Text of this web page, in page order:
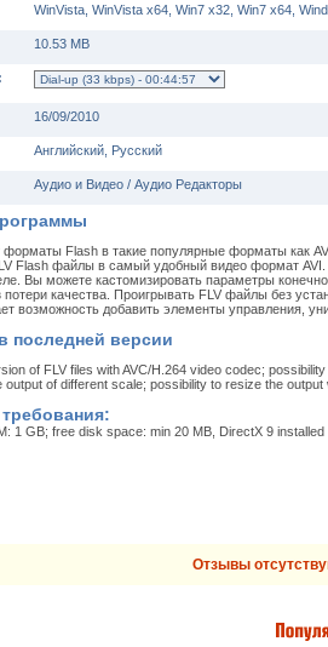
WinVista, WinVista x64, Win7 x32, Win7 x64,
10.53 MB
16/09/2010
Английский, Русский
Аудио и Видео / Аудио Редакторы
Flash в такие популярные форматы как
Flash файлы в самый удобный видео формат
Вы можете кастомизировать параметры
качества. Проигрывать FLV файлы без
возможность добавить элементы управления,
последней версии
of FLV files with AVC/H.264 video codec;
output of different scale; possibility to resize the output
1 GB; free disk space: min 20 MB, DirectX 9 installed
Отзывы